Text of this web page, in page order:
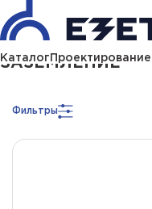
Каталог Проектирование
Главная Каталог Заземление
ЗАЗЕМЛЕНИЕ
Фильтры